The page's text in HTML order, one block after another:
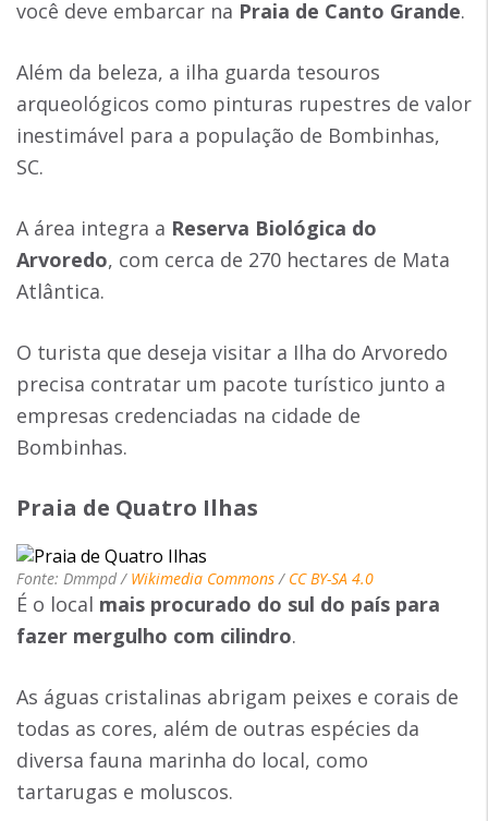
você deve embarcar na Praia de Canto Grande.
Além da beleza, a ilha guarda tesouros
arqueológicos como pinturas rupestres de valor
inestimável para a população de Bombinhas,
SC.
A área integra a Reserva Biológica do
Arvoredo, com cerca de 270 hectares de Mata
Atlântica.
O turista que deseja visitar a Ilha do Arvoredo
precisa contratar um pacote turístico junto a
empresas credenciadas na cidade de
Bombinhas.
Praia de Quatro Ilhas
Fonte: Dmmpd / Wikimedia Commons/ CC BY-SA 4.0
É o local mais procurado do sul do país para
fazer mergulho com cilindro.
As águas cristalinas abrigam peixes e corais de
todas as cores, além de outras espécies da
diversa fauna marinha do local, como
tartarugas e moluscos.